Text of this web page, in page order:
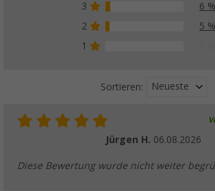
Berger RPET Menina
Berger Mali
tlg. für 4 Personen
34, 99€ 59,99 €
3
6 %
2
5 %
1
Sortieren: Neueste
Jürgen H. 06.08.2026
Diese Bewertung wurde nicht weiter